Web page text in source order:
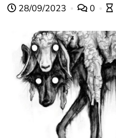
28/09/2023 0